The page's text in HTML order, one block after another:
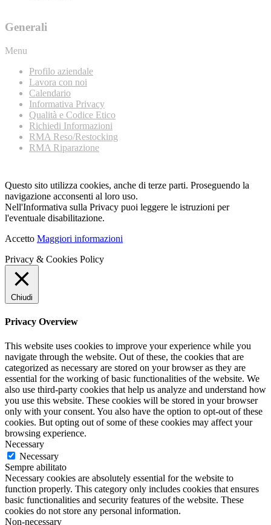
Generali
Menu
Profilo aziendale
Lavora con noi
Calendario
Informativa Privacy
Qualità e Codice Etico
Richiedi Informazioni
RMA Reso/Restocking
RMA Riparazione
Questo sito utilizza cookies, anche di terze parti. Proseguendo la
navigazione acconsenti al loro uso.
Nell'Informativa sulla Privacy puoi leggere le istruzioni per
l'eventuale disabilitazione.
Accetto Maggiori informazioni
Privacy & Cookies Policy
Chiudi
Privacy Overview
This website uses cookies to improve your experience while you
navigate through the website. Out of these, the cookies that are
categorized as necessary are stored on your browser as they are
essential for the working of basic functionalities of the website. We
also use third-party cookies that help us analyze and understand how
you use this website. These cookies will be stored in your browser
only with your consent. You also have the option to opt-out of these
cookies. But opting out of some of these cookies may affect your
browsing experience.
Necessary
Necessary
Sempre abilitato
Necessary cookies are absolutely essential for the website to
function properly. This category only includes cookies that ensures
basic functionalities and security features of the website. These
cookies do not store any personal information.
Non-necessary